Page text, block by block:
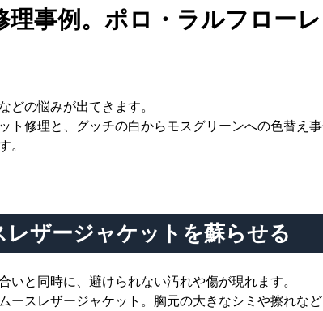
事例。ポロ・ラルフロー
どの悩みが出てきます。
修理と、グッチの白からモスグリーンへの色替え事
。
ザージャケットを蘇らせる
と同時に、避けられない汚れや傷が現れます。
スレザージャケット。胸元の大きなシミや擦れな